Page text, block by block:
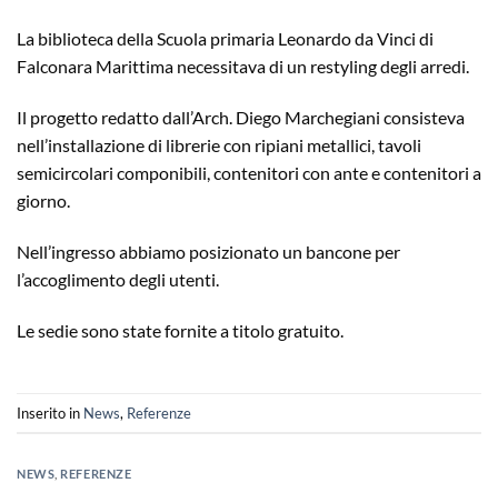
La biblioteca della Scuola primaria Leonardo da Vinci di
Falconara Marittima necessitava di un restyling degli arredi.
Il progetto redatto dall’Arch. Diego Marchegiani consisteva
nell’installazione di librerie con ripiani metallici, tavoli
semicircolari componibili, contenitori con ante e contenitori a
giorno.
Nell’ingresso abbiamo posizionato un bancone per
l’accoglimento degli utenti.
Le sedie sono state fornite a titolo gratuito.
Inserito in News, Referenze
NEWS REFERENZE